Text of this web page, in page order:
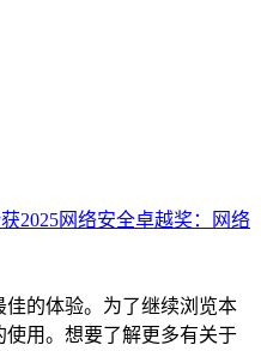
2025网络安全卓越奖：网络
佳的体验。为了继续浏览本
使用。想要了解更多有关于